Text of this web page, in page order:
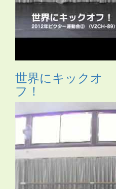
世界にキックオ
フ！